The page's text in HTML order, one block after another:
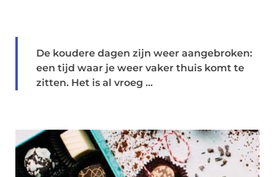
De koudere dagen zijn weer aangebroken:
een tijd waar je weer vaker thuis komt te
zitten. Het is al vroeg ...